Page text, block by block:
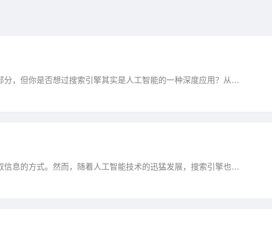
，但你是否想过搜索引擎其实是人工智能的一种深度应用？从你
息的方式。然而，随着人工智能技术的迅猛发展，搜索引擎也在